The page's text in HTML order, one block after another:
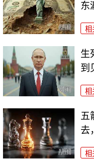
东
相
生
到
相
五
去
相